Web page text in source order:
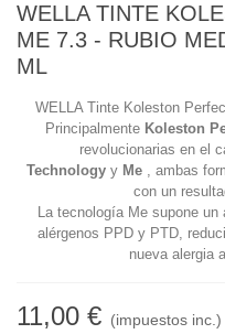
WELLA TINTE
ME 7.3 - RUBIO
ML
WELLA Tinte Koleston
Principalmente Koleston
revolucionarias en el
Technologyy Me , ambas
con un
La tecnología Me supone
alérgenos PPD y PTD,
nueva alergia
11,00 € (impuestos inc.)